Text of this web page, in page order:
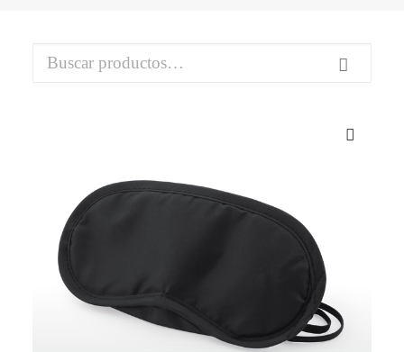
Mail - impulsa@debisual.com
Teléfono - 931 97 40 60
Buscar